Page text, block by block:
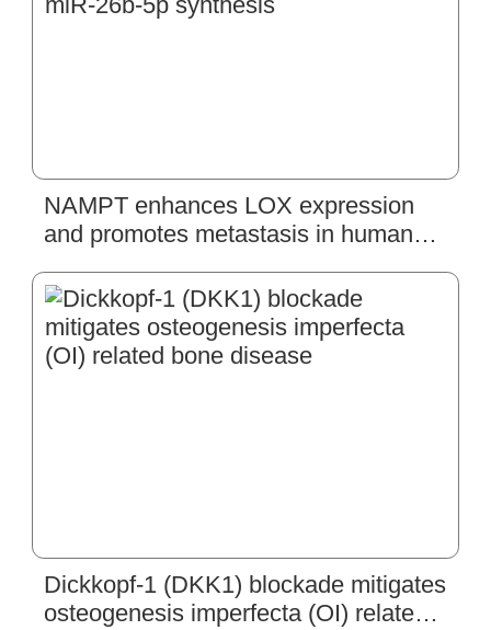
NAMPT enhances LOX expression
and promotes metastasis in human
miR-26b-5p synthesis
Dickkopf-1 (DKK1) blockade mitigates
osteogenesis imperfecta (OI) related